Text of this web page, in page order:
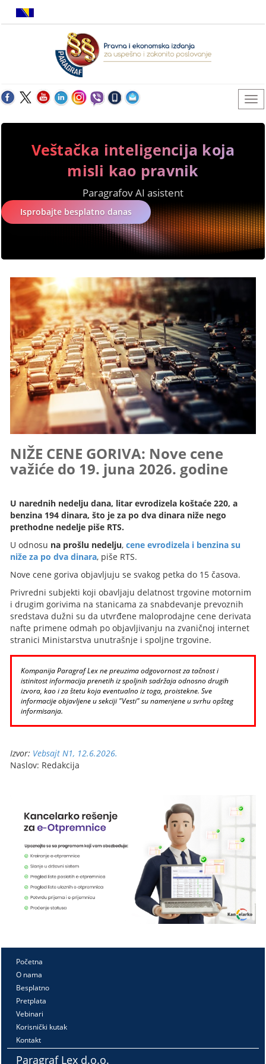
Veštačka inteligencija koja
misli kao pravnik
Paragrafov AI asistent
Isprobajte besplatno danas
NIŽE CENE GORIVA: Nove cene
važiće do 19. juna 2026. godine
U narednih nedelju dana, litar evrodizela koštaće 220, a
benzina 194 dinara, što je za po dva dinara niže nego
prethodne nedelje piše RTS.
U odnosu na prošlu nedelju,cene evrodizela i benzina su
niže za po dva dinara, piše RTS.
Nove cene goriva objavljuju se svakog petka do 15 časova.
Privredni subjekti koji obavljaju delatnost trgovine motornim
i drugim gorivima na stanicama za snabdevanje prevoznih
sredstava dužni su da utvrđene maloprodajne cene derivata
nafte primene odmah po objavljivanju na zvaničnoj internet
stranici Ministarstva unutrašnje i spoljne trgovine.
Kompanija Paragraf Lex ne preuzima odgovornost za tačnost i
istinitost informacija prenetih iz spoljnih sadržaja odnosno drugih
izvora, kao i za štetu koja eventualno iz toga, proistekne. Sve
informacije objavljene u sekciji "Vesti" su namenjene u svrhu opšteg
informisanja.
Izvor: Vebsajt N1, 12.6.2026.
Naslov: Redakcija
Početna
O nama
Besplatno
Pretplata
Vebinari
Korisnički kutak
Kontakt
Paragraf Lex d.o.o.